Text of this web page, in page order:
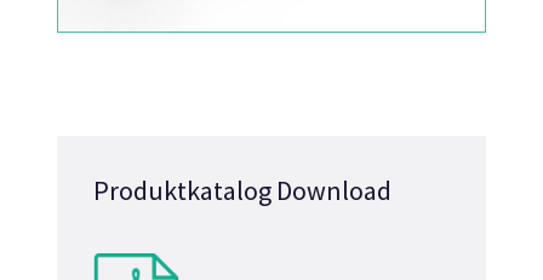
Produktkatalog Download